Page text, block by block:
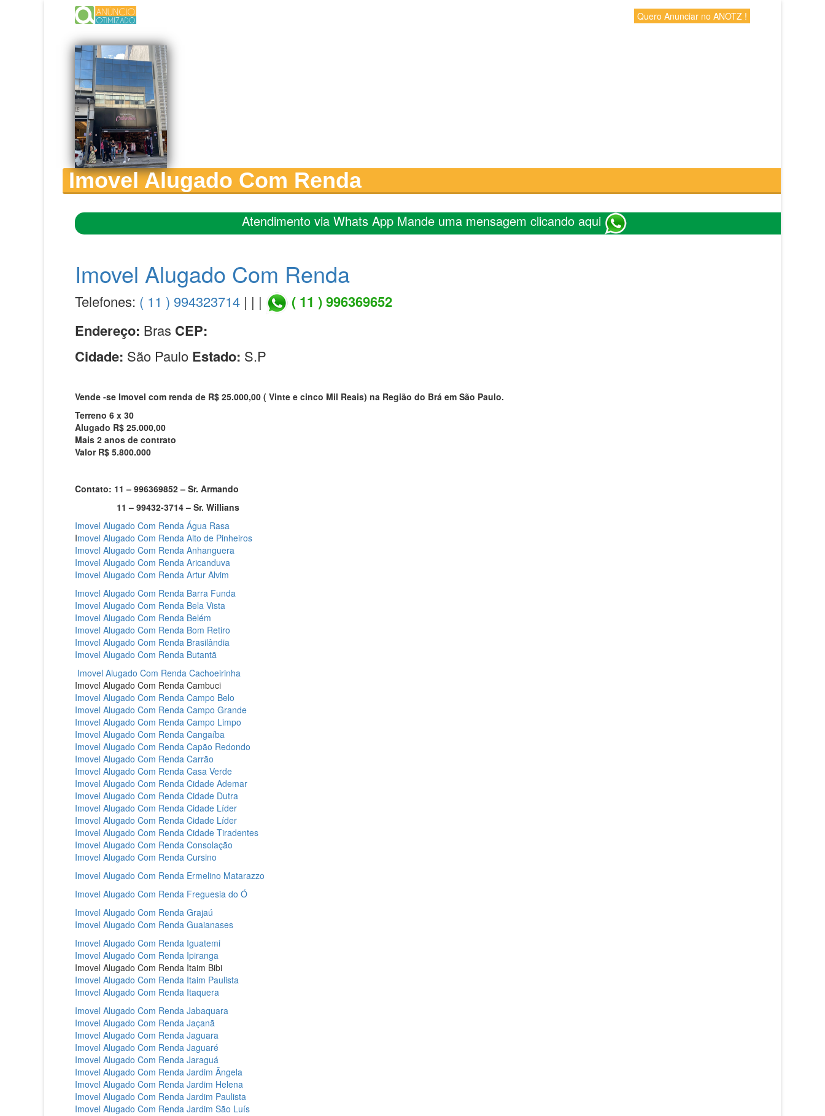
Quero Anunciar no ANOTZ !
Imovel Alugado Com Renda
Atendimento via Whats App Mande uma mensagem clicando aqui
Imovel Alugado Com Renda
Telefones: ( 11 ) 994323714 | | |
( 11 ) 996369652
Endereço: Bras CEP:
Cidade: São Paulo Estado: S.P
Vende -se Imovel com renda de R$ 25.000,00 ( Vinte e cinco Mil Reais) na Região do Brá em São Paulo.
Terreno 6 x 30
Alugado R$ 25.000,00
Mais 2 anos de contrato
Valor R$ 5.800.000
Contato: 11 – 996369852 – Sr. Armando
11 – 99432-3714 – Sr. Willians
Imovel Alugado Com Renda Água Rasa‎
Imovel Alugado Com Renda Alto de Pinheiros‎
Imovel Alugado Com Renda Anhanguera‎
Imovel Alugado Com Renda Aricanduva‎
Imovel Alugado Com Renda Artur Alvim‎
Imovel Alugado Com Renda Barra Funda‎
Imovel Alugado Com Renda Bela Vista‎
Imovel Alugado Com Renda Belém‎
Imovel Alugado Com Renda Bom Retiro‎
Imovel Alugado Com Renda Brasilândia‎
Imovel Alugado Com Renda Butantã‎
Imovel Alugado Com Renda Cachoeirinha‎
Imovel Alugado Com Renda Cambuci‎
Imovel Alugado Com Renda Campo Belo‎
Imovel Alugado Com Renda Campo Grande
Imovel Alugado Com Renda Campo Limpo‎
Imovel Alugado Com Renda Cangaíba‎
Imovel Alugado Com Renda Capão Redondo‎
Imovel Alugado Com Renda Carrão‎
Imovel Alugado Com Renda Casa Verde‎
Imovel Alugado Com Renda Cidade Ademar‎
Imovel Alugado Com Renda Cidade Dutra‎
Imovel Alugado Com Renda Cidade Líder‎
Imovel Alugado Com Renda Cidade Líder‎
Imovel Alugado Com Renda Cidade Tiradentes‎
Imovel Alugado Com Renda Consolação‎
Imovel Alugado Com Renda Cursino‎
Imovel Alugado Com Renda Ermelino Matarazzo‎
Imovel Alugado Com Renda Freguesia do Ó‎
Imovel Alugado Com Renda Grajaú‎
Imovel Alugado Com Renda Guaianases‎
Imovel Alugado Com Renda Iguatemi‎
Imovel Alugado Com Renda Ipiranga‎
Imovel Alugado Com Renda Itaim Bibi‎
Imovel Alugado Com Renda Itaim Paulista‎
Imovel Alugado Com Renda Itaquera‎
Imovel Alugado Com Renda Jabaquara‎
Imovel Alugado Com Renda Jaçanã‎
Imovel Alugado Com Renda Jaguara‎
Imovel Alugado Com Renda Jaguaré
Imovel Alugado Com Renda Jaraguá‎
Imovel Alugado Com Renda Jardim Ângela‎
Imovel Alugado Com Renda Jardim Helena‎
Imovel Alugado Com Renda Jardim Paulista‎
Imovel Alugado Com Renda Jardim São Luís‎